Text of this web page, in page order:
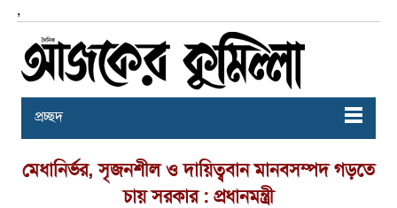
,
প্রচ্ছদ
মেধানির্ভর, সৃজনশীল ও দায়িত্ববান মানবসম্পদ গড়তে
চায় সরকার : প্রধানমন্ত্রী